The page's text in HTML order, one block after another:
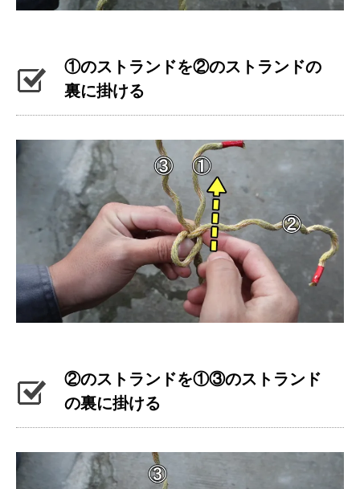
①のストランドを②のストランドの
裏に掛ける
②のストランドを①③のストランド
の裏に掛ける